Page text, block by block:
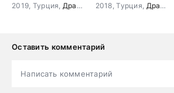
2019, Турция, Драма криминал,Боевик,
2018, Турция, Драма
Оставить комментарий
Написать комментарий